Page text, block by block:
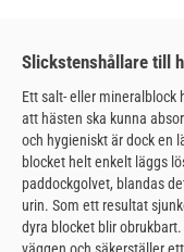
Slickstenshållare till
Ett salt- eller mineralblock
att hästen ska kunna
och hygieniskt är dock en
blocket helt enkelt läggs
paddockgolvet, blandas
urin. Som ett resultat
dyra blocket blir